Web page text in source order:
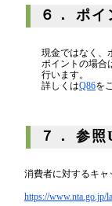
６． ポイ
現金ではなく、
ポイントの場合
行います。
詳しくはQ86を
７． 参
消費者に対するキ
https://www.nta.go.jp/